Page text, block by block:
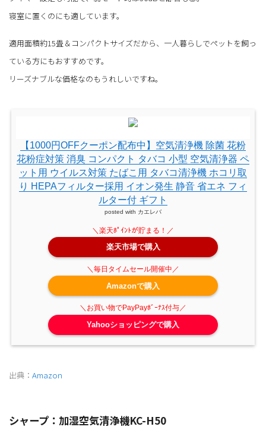
寝室に置くのにも適しています。
適用面積約15畳＆コンパクトサイズだから、一人暮らしでペットを飼っ
ている方にもおすすめです。
リーズナブルな価格なのもうれしいですね。
【1000円OFFクーポン配布中】空気清浄機 除菌 花粉
花粉症対策 消臭 コンパクト タバコ 小型 空気清浄器 ペ
ット用 ウイルス対策 たばこ用 タバコ清浄機 ホコリ取
り HEPAフィルター採用 イオン発生 静音 省エネ フィ
ルター付 ギフト
posted with カエレバ
楽天市場で購入
Amazonで購入
Yahooショッピングで購入
出典： Amazon
シャープ：加湿空気清浄機KC-H50